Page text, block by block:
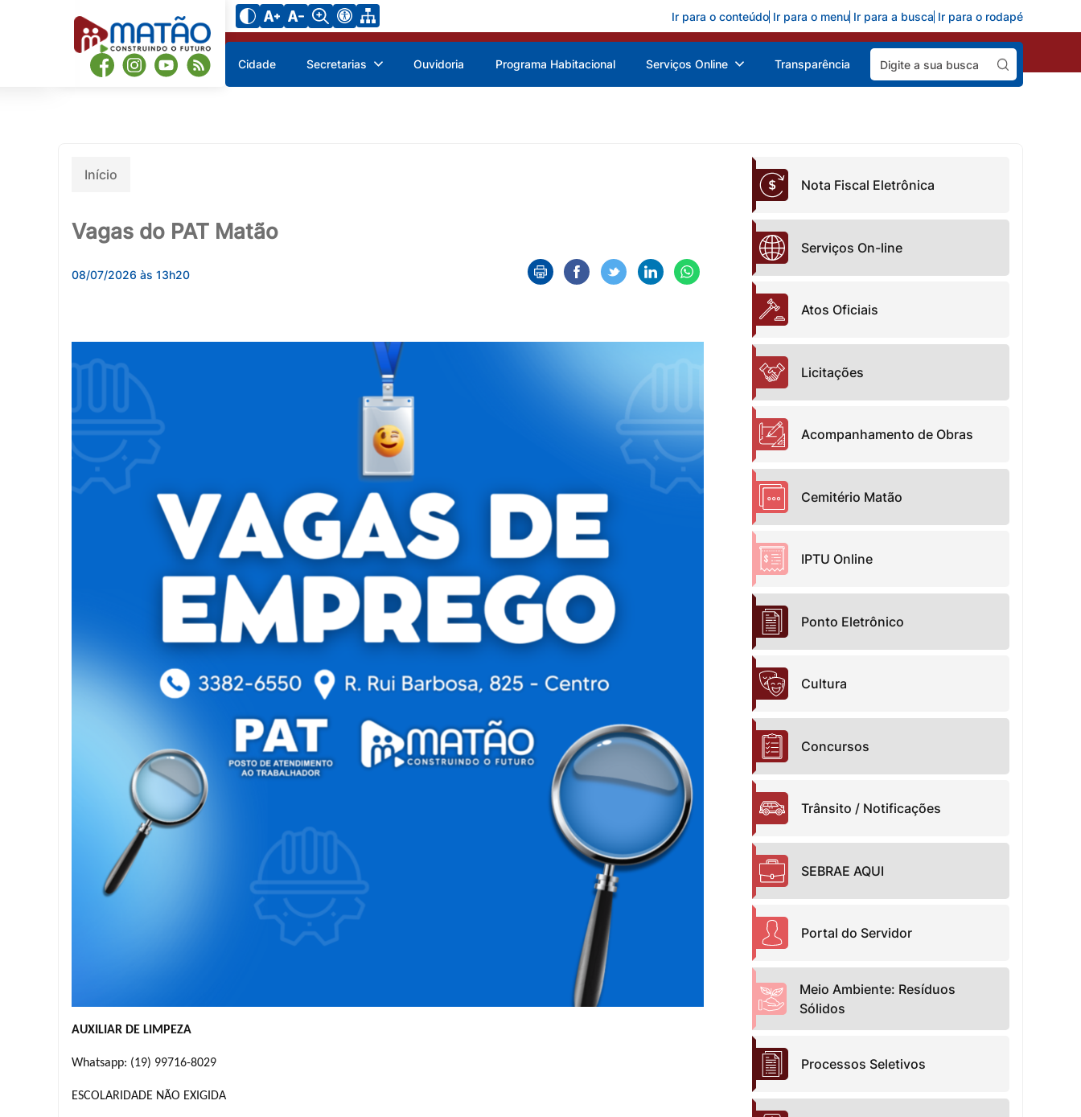
Ir para o conteúdo Ir para o menu Ir para a busca Ir para o rodapé
Cidade Secretarias Ouvidoria Programa Habitacional Serviços Online Transparência
Início
Vagas do PAT Matão
08/07/2026 às 13h20
AUXILIAR DE LIMPEZA
Whatsapp: (19) 99716-8029
ESCOLARIDADE NÃO EXIGIDA
Nota Fiscal Eletrônica
Serviços On-line
Atos Oficiais
Licitações
Acompanhamento de Obras
Cemitério Matão
IPTU Online
Ponto Eletrônico
Cultura
Concursos
Trânsito / Notificações
SEBRAE AQUI
Portal do Servidor
Meio Ambiente: Resíduos
Sólidos
Processos Seletivos